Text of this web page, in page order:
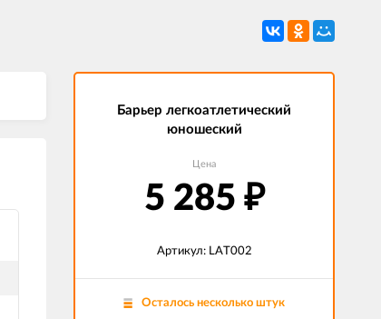
Барьер легкоатлетический
юношеский
Цена
5 285 ₽
Артикул: LAT002
Осталось несколько штук